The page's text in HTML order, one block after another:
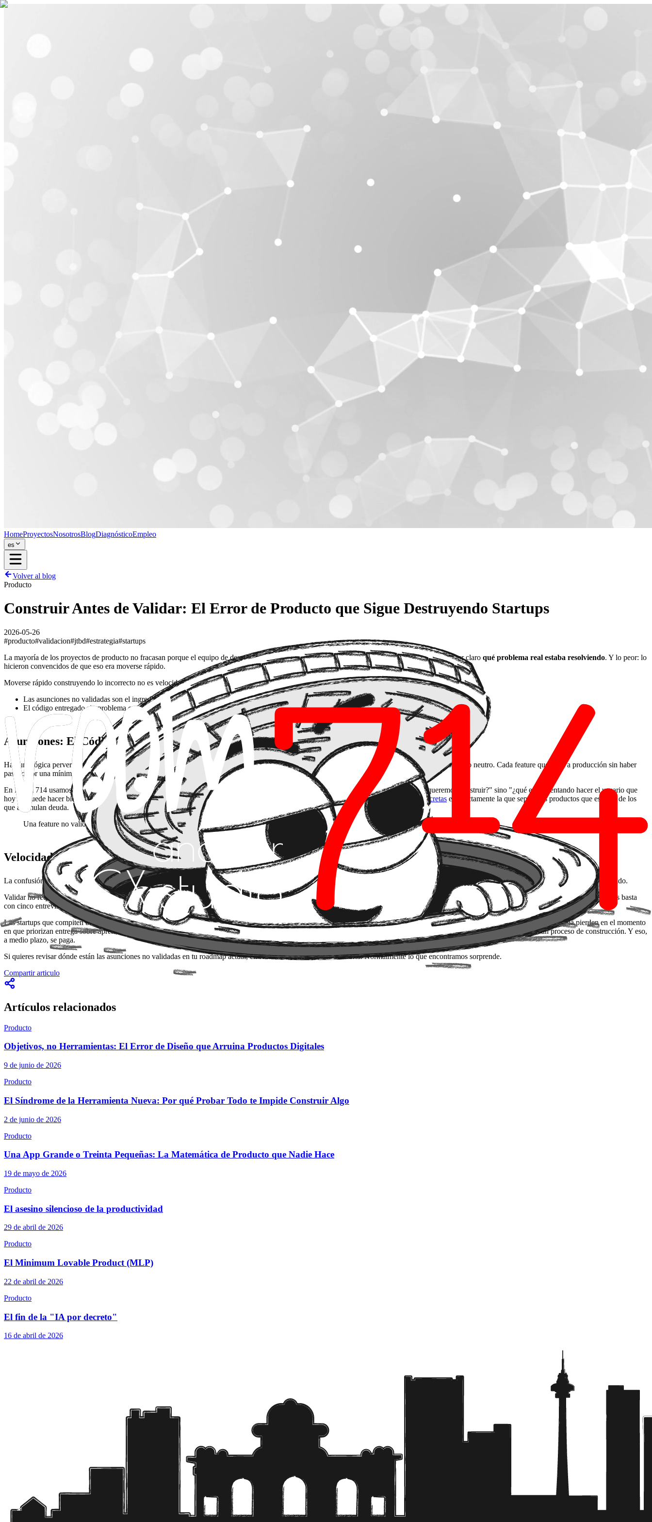
HomeProyectosNosotrosBlogDiagnósticoEmpleo
es
Volver al blog
Producto
Construir Antes de Validar: El Error de Producto que Sigue Destruyendo Startups
2026-05-26
#producto#validacion#jtbd#estrategia#startups
La mayoría de los proyectos de producto no fracasan porque el equipo de desarrollo sea malo. Fracasan porque alguien decidió construir antes de tener claro qué problema real estaba resolviendo. Y lo peor: lo
hicieron convencidos de que eso era moverse rápido.
Moverse rápido construyendo lo incorrecto no es velocidad. Es deuda de producto.
Las asunciones no validadas son el ingrediente más caro de cualquier roadmap.
El código entregado sin problema confirmado es el activo más difícil de desmantelar.
Asunciones: El Código que Nadie Revisa
Hay una lógica perversa instalada en muchos equipos: "si lo construimos, validamos en producción". El problema es que producción no es un laboratorio neutro. Cada feature que llega a producción sin haber
pasado por una mínima validación del problema arrastra consigo coste de mantenimiento, coste de soporte y, sobre todo, coste de oportunidad.
En Room 714 usamos Jobs-to-be-Done precisamente para atacar este punto antes de escribir una línea de código. La pregunta no es "¿qué queremos construir?" sino "¿qué está intentando hacer el usuario que
hoy no puede hacer bien?". Son preguntas distintas y llevan a lugares distintos.
Esta tensión entre añadir funcionalidad y resolver tareas concretas es exactamente la que separa los productos que escalan de los
que acumulan deuda.
Una feature no validada no es un paso adelante. Es una apuesta con el dinero del equipo y el tiempo del usuario.
Velocidad Real: Validar Rápido, No Construir Rápido
La confusión entre velocidad de entrega y velocidad de aprendizaje es uno de los malentendidos más costosos del sector. Entregar en dos semanas algo que no resuelve nada no es ágil: es ágil mal aplicado.
Validar no requiere meses ni presupuestos enormes. Requiere disciplina para definir la asunción central, diseñar el experimento más barato posible y leer los resultados sin sesgo de confirmación. A veces basta
con cinco entrevistas bien hechas. Otras, con un prototipo que nunca toca backend.
Las startups que compiten bien contra empresas grandes no lo hacen construyendo más rápido: lo hacenequivocándose más barato. Esa es la ventaja real que da el tamaño pequeño, y la pierden en el momento
en que priorizan entrega sobre aprendizaje. Si tu proceso de producto no tiene un momento explícito de validación antes del desarrollo, no tienes un proceso de producto: tienes un proceso de construcción. Y eso,
a medio plazo, se paga.
Si quieres revisar dónde están las asunciones no validadas en tu roadmap actual, en Room 714 hacemos esa auditoría. Normalmente lo que encontramos sorprende.
Compartir articulo
Artículos relacionados
Producto
Objetivos, no Herramientas: El Error de Diseño que Arruina Productos Digitales
9 de junio de 2026
Producto
El Síndrome de la Herramienta Nueva: Por qué Probar Todo te Impide Construir Algo
2 de junio de 2026
Producto
Una App Grande o Treinta Pequeñas: La Matemática de Producto que Nadie Hace
19 de mayo de 2026
Producto
El asesino silencioso de la productividad
29 de abril de 2026
Producto
El Minimum Lovable Product (MLP)
22 de abril de 2026
Producto
El fin de la "IA por decreto"
16 de abril de 2026